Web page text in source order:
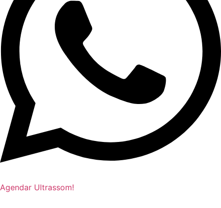
Agendar Ultrassom!